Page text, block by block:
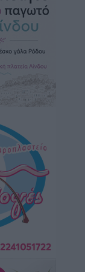
Α.
για
στη
για
του